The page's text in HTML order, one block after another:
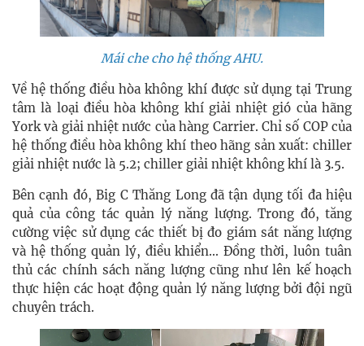
Mái che cho hệ thống AHU.
Về hệ thống điều hòa không khí được sử dụng tại Trung
tâm là loại điều hòa không khí giải nhiệt gió của hãng
York và giải nhiệt nước của hàng Carrier. Chỉ số COP của
hệ thống điều hòa không khí theo hãng sản xuất: chiller
giải nhiệt nước là 5.2; chiller giải nhiệt không khí là 3.5.
Bên cạnh đó, Big C Thăng Long đã tận dụng tối đa hiệu
quả của công tác quản lý năng lượng. Trong đó, tăng
cường việc sử dụng các thiết bị đo giám sát năng lượng
và hệ thống quản lý, điều khiển... Đồng thời, luôn tuân
thủ các chính sách năng lượng cũng như lên kế hoạch
thực hiện các hoạt động quản lý năng lượng bởi đội ngũ
chuyên trách.